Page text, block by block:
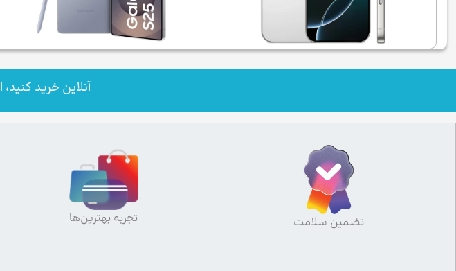
آنلاین خرید
تضمین سلامت تجربه بهترین‌ها